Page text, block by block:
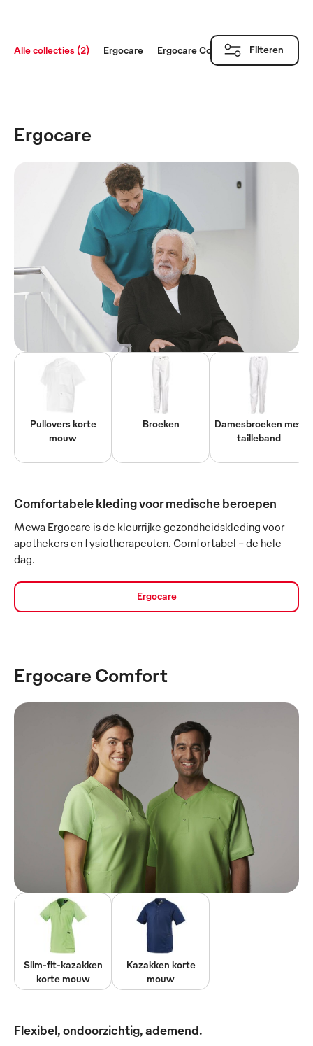
Alle collecties (2) Ergocare Ergocare Comfort Filteren
Ergocare
Pullovers korte
mouw
Broeken
Damesbroeken met
tailleband
Comfortabele kleding voor medische beroepen
Mewa Ergocare is de kleurrijke gezondheidskleding voor
apothekers en fysiotherapeuten. Comfortabel - de hele
dag.
Ergocare
Ergocare Comfort
Slim-fit-kazakken
korte mouw
Kazakken korte
mouw
Flexibel, ondoorzichtig, ademend.